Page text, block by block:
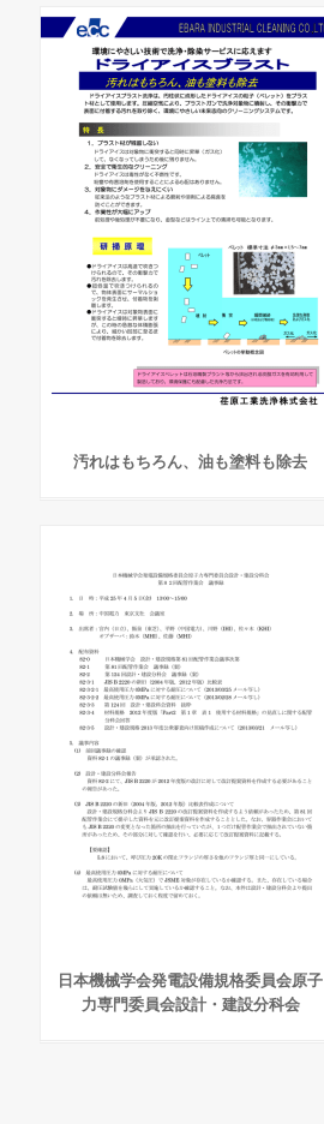
汚れはもちろん、油も塗料も除去
日本機械学会発電設備規格委員会原子
力専門委員会設計・建設分科会